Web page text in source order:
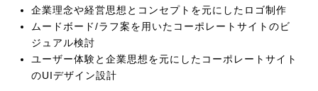
企業理念や経営思想とコンセプトを元にしたロゴ制作
ムードボード/ラフ案を用いたコーポレートサイトのビ
ジュアル検討
ユーザー体験と企業思想を元にしたコーポレートサイト
のUIデザイン設計